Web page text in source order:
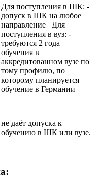
Для поступления в ШК: -
допуск в ШК на любое
направление Для
поступления в вуз: -
требуются 2 года
обучения в
аккредитованном вузе по
тому профилю, по
которому планируется
обучение в Германии
не даёт допуска к
обучению в ШК или вузе.